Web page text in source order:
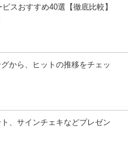
スおすすめ40選【徹底比較】
から、ヒットの推移をチェッ
、サインチェキなどプレゼン